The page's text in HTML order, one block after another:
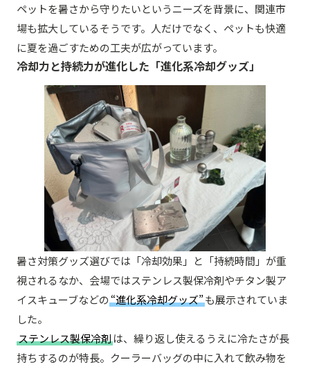
ペットを暑さから守りたいというニーズを背景に、関連市
場も拡大しているそうです。人だけでなく、ペットも快適
に夏を過ごすための工夫が広がっています。
冷却力と持続力が進化した「進化系冷却グッズ」
暑さ対策グッズ選びでは「冷却効果」と「持続時間」が重
視されるなか、会場ではステンレス製保冷剤やチタン製ア
イスキューブなどの“進化系冷却グッズ”も展示されていま
した。
ステンレス製保冷剤は、繰り返し使えるうえに冷たさが長
持ちするのが特長。クーラーバッグの中に入れて飲み物を